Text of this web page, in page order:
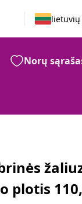
lietuvių
Norų
plotis